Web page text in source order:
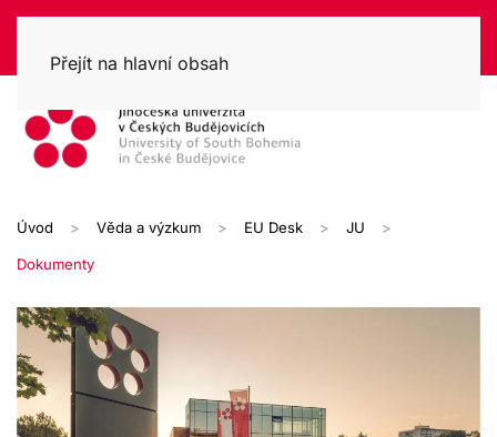
Přejít na hlavní obsah
Úvod Věda a výzkum EU Desk JU
Dokumenty